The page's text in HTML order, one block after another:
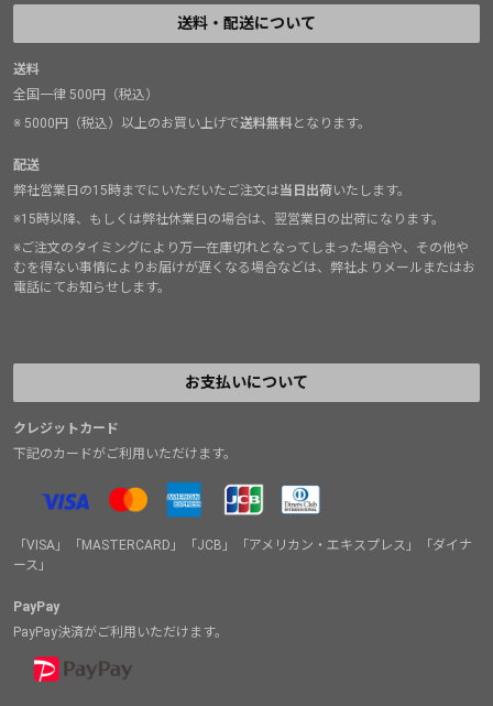
送料・配送について
送料
全国一律 500円（税込）
※ 5000円（税込）以上のお買い上げで送料無料となります。
配送
弊社営業日の15時までにいただいたご注文は当日出荷いたします。
※15時以降、もしくは弊社休業日の場合は、翌営業日の出荷になります。
※ご注文のタイミングにより万一在庫切れとなってしまった場合や、その他や
むを得ない事情によりお届けが遅くなる場合などは、弊社よりメールまたはお
電話にてお知らせします。
お支払いについて
クレジットカード
下記のカードがご利用いただけます。
「VISA」「MASTERCARD」「JCB」「アメリカン・エキスプレス」「ダイナ
ース」
PayPay
PayPay決済がご利用いただけます。